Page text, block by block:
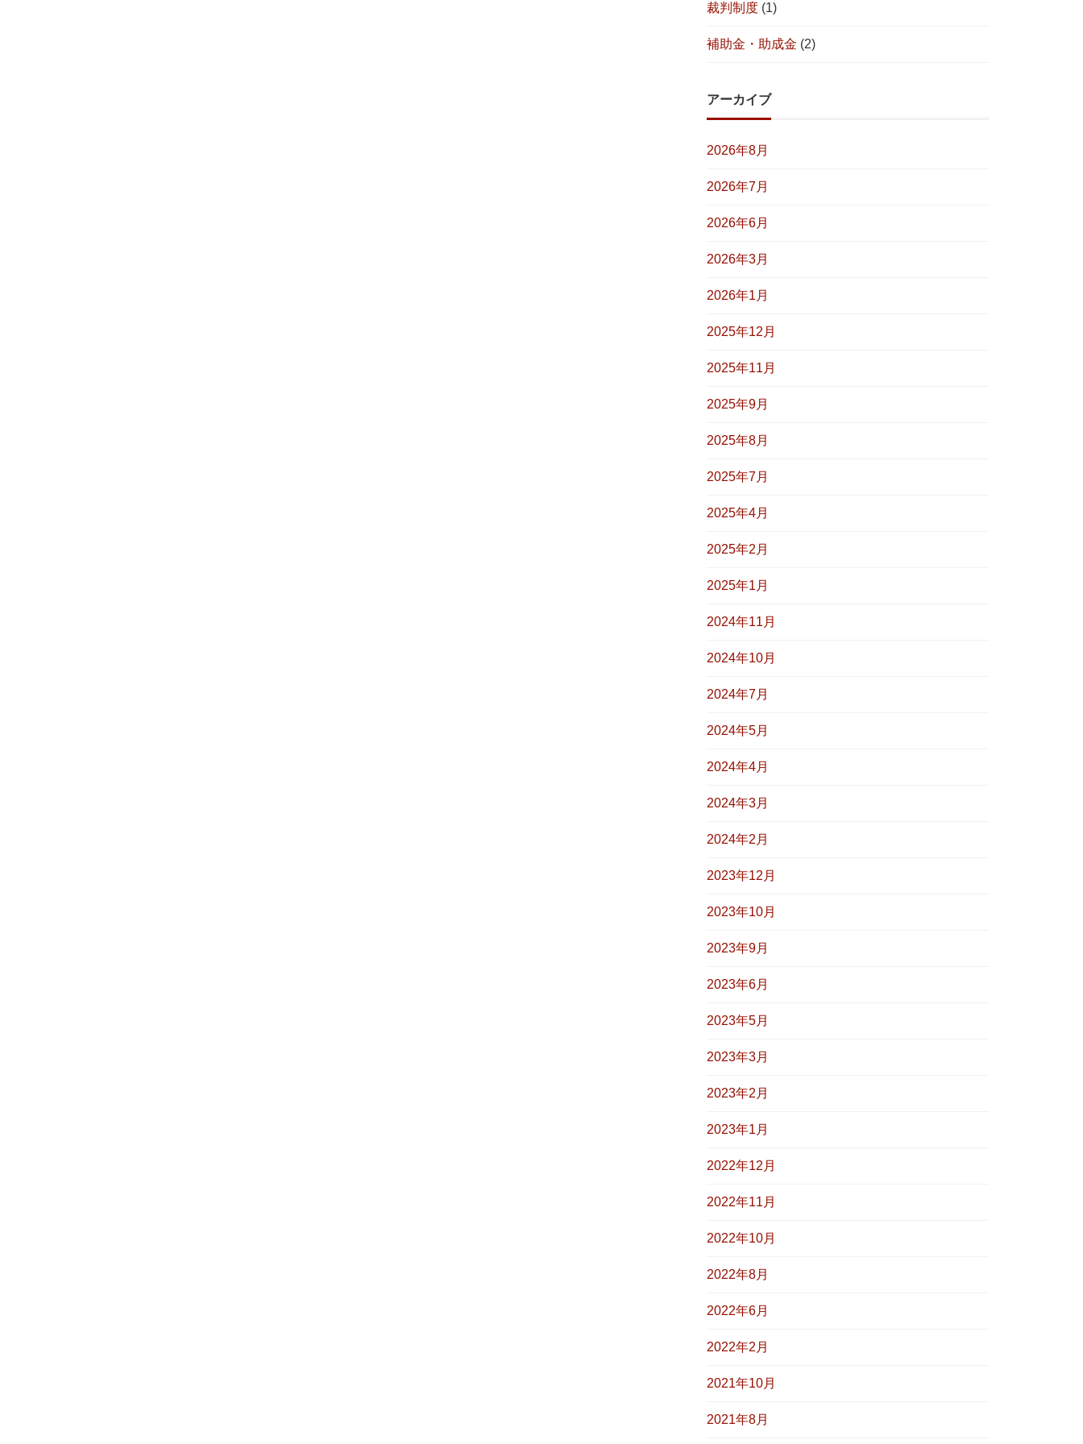
裁判制度 (1)
補助金・助成金 (2)
アーカイブ
2026年8月
2026年7月
2026年6月
2026年3月
2026年1月
2025年12月
2025年11月
2025年9月
2025年8月
2025年7月
2025年4月
2025年2月
2025年1月
2024年11月
2024年10月
2024年7月
2024年5月
2024年4月
2024年3月
2024年2月
2023年12月
2023年10月
2023年9月
2023年6月
2023年5月
2023年3月
2023年2月
2023年1月
2022年12月
2022年11月
2022年10月
2022年8月
2022年6月
2022年2月
2021年10月
2021年8月